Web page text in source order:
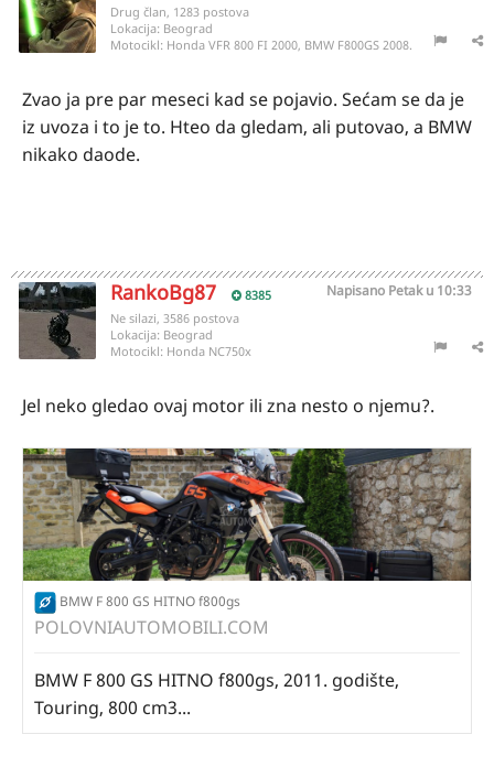
Drug član, 1283 postova
Lokacija: Beograd
Motocikl: Honda VFR 800 FI 2000, BMW F800GS 2008.
Zvao ja pre par meseci kad se pojavio. Sećam se da je
iz uvoza i to je to. Hteo da gledam, ali putovao, a BMW
nikako daode.
RankoBg87 8385 Napisano Petak u 10:33
Ne silazi, 3586 postova
Lokacija: Beograd
Motocikl: Honda NC750x
Jel neko gledao ovaj motor ili zna nesto o njemu?.
BMW F 800 GS HITNO f800gs
POLOVNIAUTOMOBILI.COM
BMW F 800 GS HITNO f800gs, 2011. godište,
Touring, 800 cm3...